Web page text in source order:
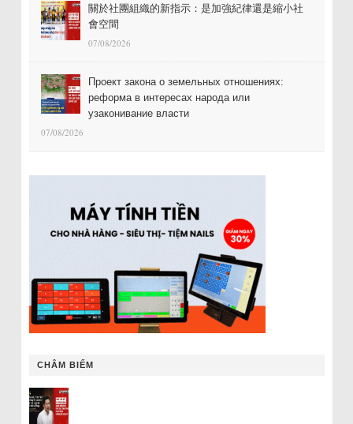
關於社團組織的新指示：是加強紀律還是縮小社
會空間
07/08/2026
Проект закона о земельных отношениях:
реформа в интересах народа или
узаконивание власти
07/08/2026
CHÂM BIẾM